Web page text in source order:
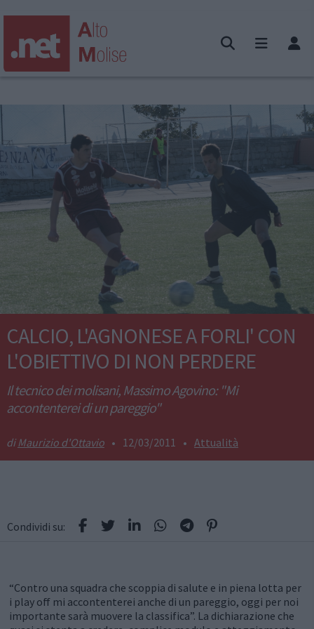
CALCIO, L'AGNONESE A FORLI' CON
L'OBIETTIVO DI NON PERDERE
Il tecnico dei molisani, Massimo Agovino: "Mi
accontenterei di un pareggio"
Maurizio d'Ottavio • 12/03/2011 • Attualità
Condividi su:
“Contro una squadra che scoppia di salute e in piena lotta per
i play off mi accontenterei anche di un pareggio, oggi per noi
importante sarà muovere la classifica”. La dichiarazione che